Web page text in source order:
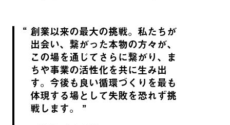
創業以来の最大の挑戦。私たちが
出会い、繋がった本物の方々が、
この場を通じてさらに繋がり、ま
ちや事業の活性化を共に生み出
す。今後も良い循環づくりを最も
体現する場として失敗を恐れず挑
戦します。